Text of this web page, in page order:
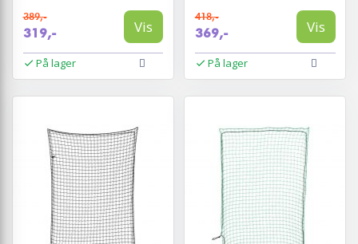
389,-
319,- Vis
På lager
418,-
369,- Vis
På lager